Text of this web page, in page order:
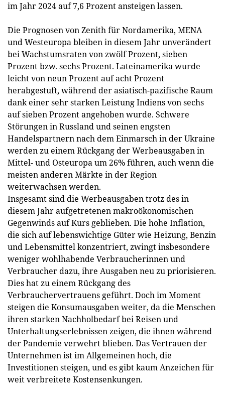
im Jahr 2024 auf 7,6 Prozent ansteigen lassen.
Die Prognosen von Zenith für Nordamerika, MENA
und Westeuropa bleiben in diesem Jahr unverändert
bei Wachstumsraten von zwölf Prozent, sieben
Prozent bzw. sechs Prozent. Lateinamerika wurde
leicht von neun Prozent auf acht Prozent
herabgestuft, während der asiatisch-pazifische Raum
dank einer sehr starken Leistung Indiens von sechs
auf sieben Prozent angehoben wurde. Schwere
Störungen in Russland und seinen engsten
Handelspartnern nach dem Einmarsch in der Ukraine
werden zu einem Rückgang der Werbeausgaben in
Mittel- und Osteuropa um 26% führen, auch wenn die
meisten anderen Märkte in der Region
weiterwachsen werden.
Insgesamt sind die Werbeausgaben trotz des in
diesem Jahr aufgetretenen makroökonomischen
Gegenwinds auf Kurs geblieben. Die hohe Inflation,
die sich auf lebenswichtige Güter wie Heizung, Benzin
und Lebensmittel konzentriert, zwingt insbesondere
weniger wohlhabende Verbraucherinnen und
Verbraucher dazu, ihre Ausgaben neu zu priorisieren.
Dies hat zu einem Rückgang des
Verbrauchervertrauens geführt. Doch im Moment
steigen die Konsumausgaben weiter, da die Menschen
ihren starken Nachholbedarf bei Reisen und
Unterhaltungserlebnissen zeigen, die ihnen während
der Pandemie verwehrt blieben. Das Vertrauen der
Unternehmen ist im Allgemeinen hoch, die
Investitionen steigen, und es gibt kaum Anzeichen für
weit verbreitete Kostensenkungen.